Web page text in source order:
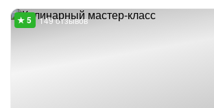
149 отзывов